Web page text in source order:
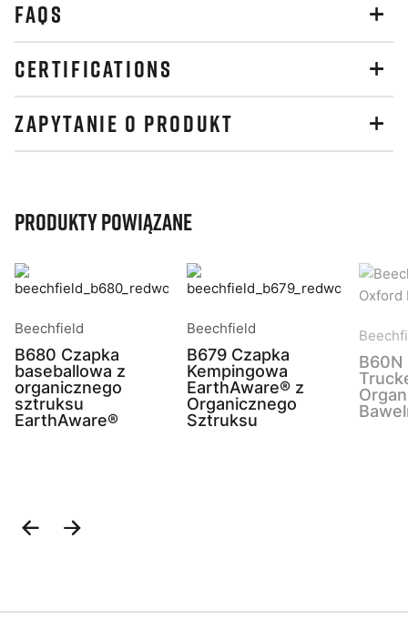
FAQS
CERTIFICATIONS
ZAPYTANIE O PRODUKT
Produkty powiązane
Beechfield
B680 Czapka
baseballowa z
organicznego
sztruksu
EarthAware®
Beechfield
B679 Czapka
Kempingowa
EarthAware® z
Organicznego
Sztruksu
B60N